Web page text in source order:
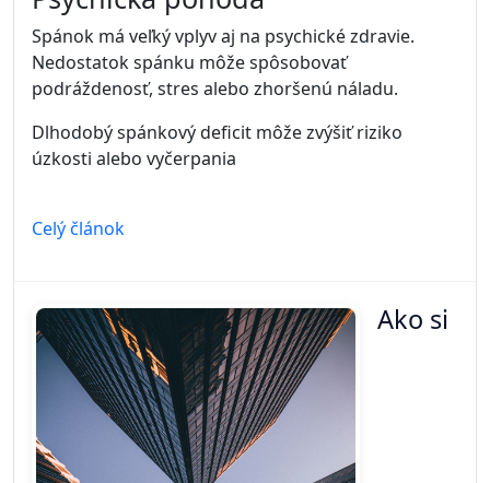
Spánok má veľký vplyv aj na psychické zdravie.
Nedostatok spánku môže spôsobovať
podráždenosť, stres alebo zhoršenú náladu.
Dlhodobý spánkový deficit môže zvýšiť riziko
úzkosti alebo vyčerpania
Celý článok
Ako si